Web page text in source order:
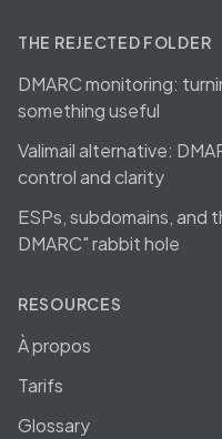
THE REJECTED FOLDER
DMARC monitoring:
something useful
Valimail alternative:
control and clarity
ESPs, subdomains, and
DMARC" rabbit hole
RESOURCES
À propos
Tarifs
Glossary